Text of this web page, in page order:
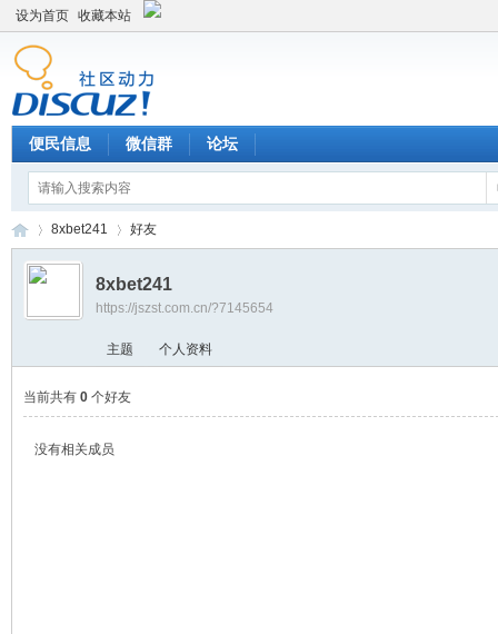
设为首页 收藏本站
便民信息 微信群 论坛
›
8xbet241 好友
8xbet241
https://jszst.com.cn/?7145654
主题 个人资料
当前共有 0个好友
没有相关成员